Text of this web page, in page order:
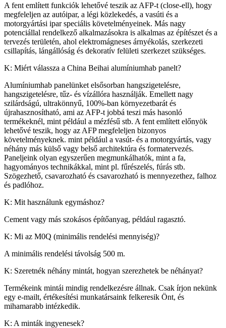
A fent említett funkciók lehetővé teszik az AFP-t (close-ell), hogy
megfeleljen az autóipar, a légi közlekedés, a vasúti és a
motorgyártási ipar speciális követelményeinek. Más nagy
potenciállal rendelkező alkalmazásokra is alkalmas az építészet és a
tervezés területén, ahol elektromágneses árnyékolás, szerkezeti
csillapítás, lángállóság és dekoratív felületi szerkezet szükséges.
K: Miért válassza a China Beihai alumíniumhab panelt?
Alumíniumhab panelünket elsősorban hangszigetelésre,
hangszigetelésre, tűz- és vízállóra használják. Emellett nagy
szilárdságú, ultrakönnyű, 100%-ban környezetbarát és
újrahasznosítható, ami az AFP-t jobbá teszi más hasonló
termékeknél, mint például a mézfésű stb. A fent említett előnyök
lehetővé teszik, hogy az AFP megfeleljen bizonyos
követelményeknek. mint például a vasút- és a motorgyártás, vagy
néhány más külső vagy belső architektúra és formatervezés.
Paneljeink olyan egyszerűen megmunkálhatók, mint a fa,
hagyományos technikákkal, mint pl. fűrészelés, fúrás stb.
Szögezhető, csavarozható és csavarozható is mennyezethez, falhoz
és padlóhoz.
K: Mit használunk egymáshoz?
Cement vagy más szokásos építőanyag, például ragasztó.
K: Mi az M0Q (minimális rendelési mennyiség)?
A minimális rendelési távolság 500 m.
K: Szeretnék néhány mintát, hogyan szerezhetek be néhányat?
Termékeink mintái mindig rendelkezésre állnak. Csak írjon nekünk
egy e-mailt, értékesítési munkatársaink felkeresik Önt, és
mihamarabb intézkedik.
K: A minták ingyenesek?